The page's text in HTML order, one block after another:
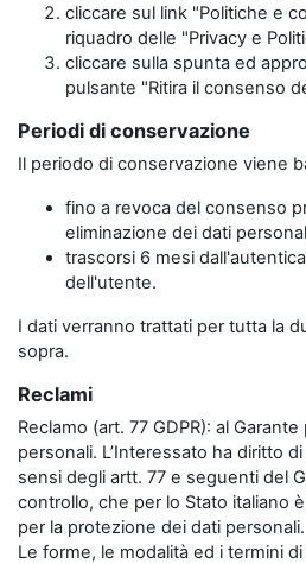
cliccare sul link "Politiche e
riquadro delle "Privacy e
cliccare sulla spunta ed
pulsante "Ritira il consenso
Periodi di conservazione
Il periodo di conservazione viene
fino a revoca del consenso
eliminazione dei dati
trascorsi 6 mesi
dell'utente.
I dati verranno trattati per tutta la
sopra.
Reclami
Reclamo (art. 77 GDPR): al
personali. L’Interessato ha diritto
sensi degli artt. 77 e seguenti del
controllo, che per lo Stato italiano
per la protezione dei dati personali.
Le forme, le modalità ed i termini